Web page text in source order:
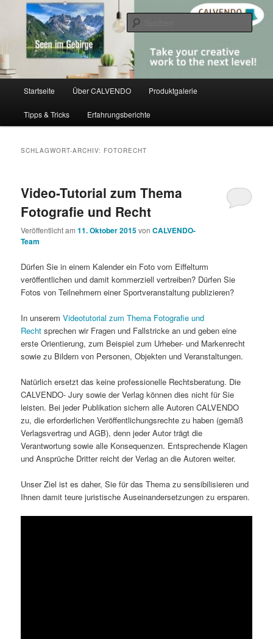
primären
springen
sekundären
springenCALVENDO
share creativity
Startseite Über CALVENDO Produktgalerie
Tipps & Tricks Erfahrungsberichte
SCHLAGWORT-ARCHIV: FOTORECHT
Video-Tutorial zum Thema
Fotografie und Recht
Veröffentlicht am11. Oktober 2015vonCALVENDO-
Team
Dürfen Sie in einem Kalender ein Foto vom Eiffelturm
veröffentlichen und damit kommerziell vertreiben? Dürfen Sie
Fotos von Teilnehmern einer Sportveranstaltung publizieren?
In unseremVideotutorial zum Thema Fotografie und
Recht sprechen wir Fragen und Fallstricke an und geben eine
erste Orientierung, zum Beispiel zum Urheber- und Markenrecht
sowie zu Bildern von Personen, Objekten und Veranstaltungen.
Natürlich ersetzt das keine professionelle Rechtsberatung. Die
CALVENDO- Jury sowie der Verlag können dies nicht für Sie
leisten. Bei jeder Publikation sichern alle Autoren CALVENDO
zu, die erforderlichen Veröffentlichungsrechte zu haben (gemäß
Verlagsvertrag und AGB), denn jeder Autor trägt die
Verantwortung sowie alle Konsequenzen. Entsprechende Klagen
und Ansprüche Dritter reicht der Verlag an die Autoren weiter.
Unser Ziel ist es daher, Sie für das Thema zu sensibilisieren und
Ihnen damit teure juristische Auseinandersetzungen zu ersparen.